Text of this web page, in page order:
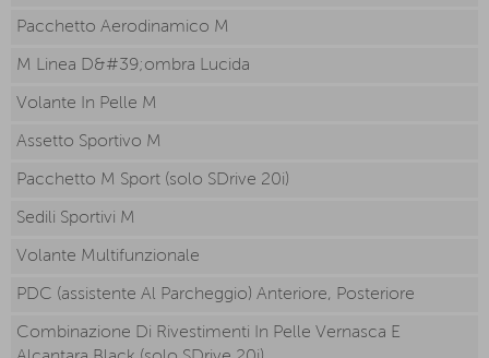
Pacchetto Aerodinamico M
M Linea D&#39;ombra Lucida
Volante In Pelle M
Assetto Sportivo M
Pacchetto M Sport (solo SDrive 20i)
Sedili Sportivi M
Volante Multifunzionale
PDC (assistente Al Parcheggio) Anteriore, Posteriore
Combinazione Di Rivestimenti In Pelle Vernasca E